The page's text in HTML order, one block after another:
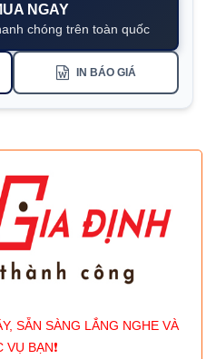
NGAY
chóng trên toàn quốc
IN BÁO GIÁ
SẴN SÀNG LẮNG NGHE VÀ
VỤ BẠN❗️